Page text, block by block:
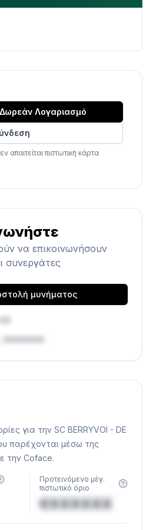
Λογαριασμό
απαιτείται πιστωτική κάρτα
να επικοινωνήσουν
συνεργάτες
μυνήματος
για την SC BERRYVOI - DE
παρέχονται μέσω της
την Coface.
Προτεινόμενο μέγ.
πιστωτικό όριο
€XXXXXX